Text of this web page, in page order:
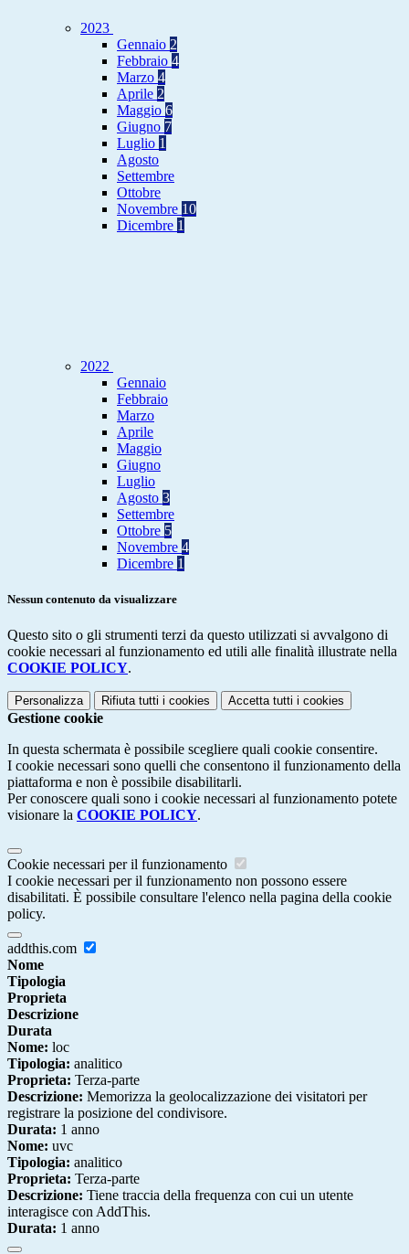
2023
Gennaio 2
Febbraio 4
Marzo 4
Aprile 2
Maggio 6
Giugno 7
Luglio 1
Agosto
Settembre
Ottobre
Novembre 10
Dicembre 1
2022
Gennaio
Febbraio
Marzo
Aprile
Maggio
Giugno
Luglio
Agosto 3
Settembre
Ottobre 5
Novembre 4
Dicembre 1
Nessun contenuto da visualizzare
Questo sito o gli strumenti terzi da questo utilizzati si avvalgono di
cookie necessari al funzionamento ed utili alle finalità illustrate nella
COOKIE POLICY.
Personalizza Rifiuta tutti i cookies Accetta tutti i cookies
Gestione cookie
In questa schermata è possibile scegliere quali cookie consentire.
I cookie necessari sono quelli che consentono il funzionamento della
piattaforma e non è possibile disabilitarli.
Per conoscere quali sono i cookie necessari al funzionamento potete
visionare la COOKIE POLICY.
Cookie necessari per il funzionamento
I cookie necessari per il funzionamento non possono essere
disabilitati. È possibile consultare l'elenco nella pagina della cookie
policy.
addthis.com
Nome
Tipologia
Proprieta
Descrizione
Durata
Nome: loc
Tipologia: analitico
Proprieta: Terza-parte
Descrizione: Memorizza la geolocalizzazione dei visitatori per
registrare la posizione del condivisore.
Durata: 1 anno
Nome: uvc
Tipologia: analitico
Proprieta: Terza-parte
Descrizione: Tiene traccia della frequenza con cui un utente
interagisce con AddThis.
Durata: 1 anno